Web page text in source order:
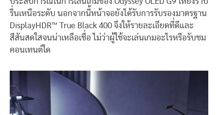
รื่นเหนือระดับ นอกจากนี้หน้าจอยังได้รับการรับรองมาตรฐาน
DisplayHDR™ True Black 400 จึงให้รายละเอียดที่ดีและ
สีสันสดใสจนน่าเหลือเชื่อ ไม่ว่าผู้ใช้จะเล่นเกมอะไรหรือรับชม
คอนเทนต์ใด